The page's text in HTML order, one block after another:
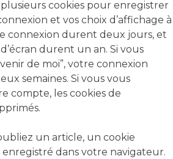
cookies pour enregistrer
et vos choix d’affichage à
connexion durent deux jours, et
d’écran durent un an. Si vous
de moi”, votre connexion
semaines. Si vous vous
compte, les cookies de
un article, un cookie
dans votre navigateur.